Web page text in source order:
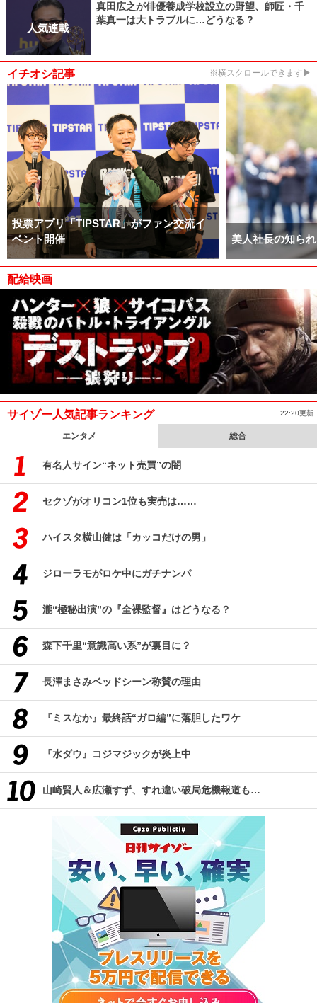
人気連載
真田広之が俳優養成学校設立の野望、師匠・千
葉真一は大トラブルに…どうなる？
イチオシ記事 ※横スクロールできます▶
投票アプリ「TIPSTAR」がファン交流イ
ベント開催
美人社長の知ら
配給映画
サイゾー人気記事ランキング 22:20更新
エンタメ 総合
有名人サイン“ネット売買”の闇
セクゾがオリコン1位も実売は……
ハイスタ横山健は「カッコだけの男」
ジローラモがロケ中にガチナンパ
瀧“極秘出演”の『全裸監督』はどうなる？
森下千里“意識高い系”が裏目に？
長澤まさみベッドシーン称賛の理由
『ミスなか』最終話“ガロ編”に落胆したワケ
『水ダウ』コジマジックが炎上中
山崎賢人＆広瀬すず、すれ違い破局危機報道も…